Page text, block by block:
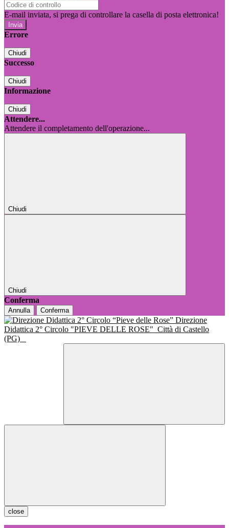
E-mail inviata, si prega di controllare la casella di posta elettronica!
Errore
Chiudi
Successo
Chiudi
Informazione
Chiudi
Attendere...
Attendere il completamento dell'operazione...
Chiudi
Chiudi
Conferma
Annulla Conferma
Direzione
Didattica 2° Circolo "PIEVE DELLE ROSE" Città di Castello
(PG)
close